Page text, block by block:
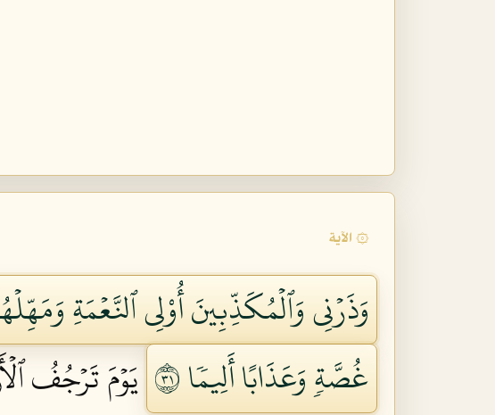
۞ الآية
وَذَرۡنِي وَٱلۡمُكَذِّبِينَ أُوْلِي ٱلنَّعۡمَةِ
غُصَّةٖ وَعَذَابًا أَلِيمٗا ١٣
يَوۡمَ تَرۡجُفُ